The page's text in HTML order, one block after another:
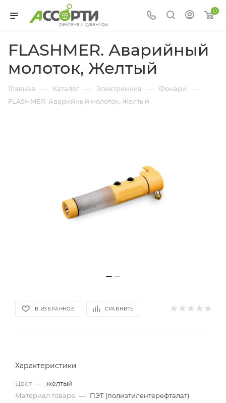
0
FLASHMER. Аварийный
молоток, Желтый
Главная — Каталог — Электроника — Фонари —
FLASHMER. Аварийный молоток, Желтый
В ИЗБРАННОЕ СРАВНИТЬ
Характеристики
Цвет — желтый
Материал товара — ПЭТ (полиэтилентерефталат)